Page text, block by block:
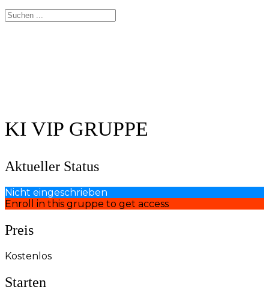
Suchen
nach:
KI VIP GRUPPE
Aktueller Status
Nicht eingeschrieben
Enroll in this gruppe to get access
Preis
Kostenlos
Starten